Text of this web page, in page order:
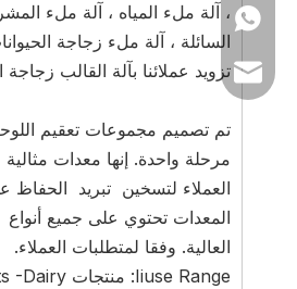
، آلة ملء المياه ، آلة ملء
السائلة ، آلة ملء زجاجة
تزويد عملائنا بآلة القالب زجاجة
تم تصميم مجموعات تعقيم
مرحلة واحدة. إنها معدات
العملاء لتسخين تبريد الحفاظ
المعدات تحتوي على جميع أنواع
العالية. وفقا لمتطلبات العملاء.
Iiuse Range: منتجات Chemical Products -Products -Dairy فروت عصير المشروبات الصلصة.
+86